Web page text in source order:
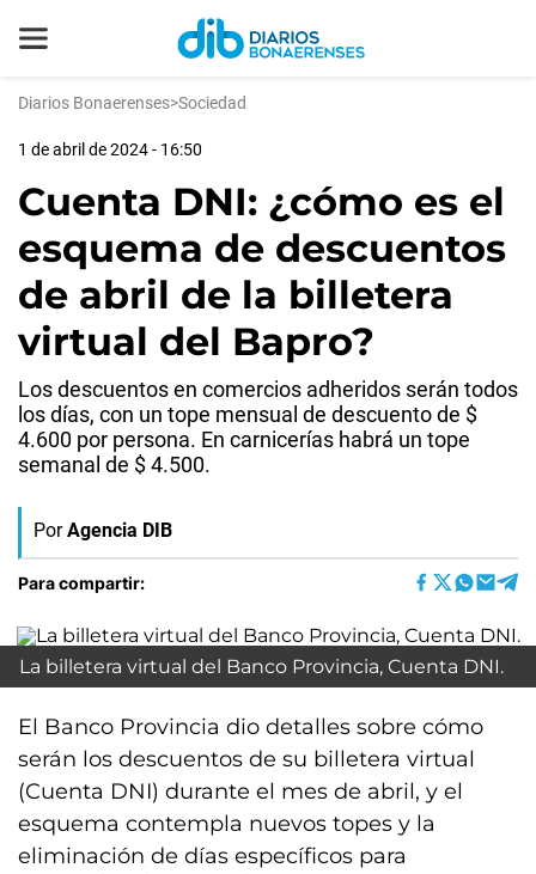
Diarios Bonaerenses>Sociedad
1 de abril de 2024 - 16:50
Cuenta DNI: ¿cómo es el
esquema de descuentos
de abril de la billetera
virtual del Bapro?
Los descuentos en comercios adheridos serán todos
los días, con un tope mensual de descuento de $
4.600 por persona. En carnicerías habrá un tope
semanal de $ 4.500.
Por Agencia DIB
Para compartir:
La billetera virtual del Banco Provincia, Cuenta DNI.
El Banco Provincia dio detalles sobre cómo
serán los descuentos de su billetera virtual
(Cuenta DNI) durante el mes de abril, y el
esquema contempla nuevos topes y la
eliminación de días específicos para